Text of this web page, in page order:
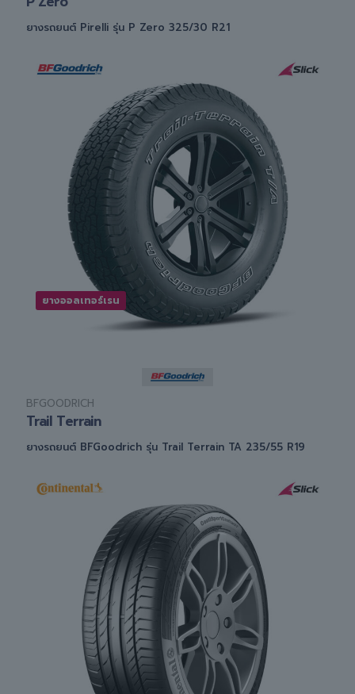
ยางรถยนต์ Pirelli รุ่น P Zero 325/30 R21
ยางออลเทอร์เรน
BFGOODRICH
Trail Terrain
ยางรถยนต์ BFGoodrich รุ่น Trail Terrain TA 235/55 R19